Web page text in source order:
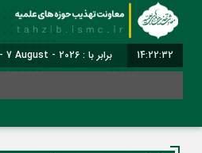
14:22:32 برابر با : Friday - 7 August - 2026